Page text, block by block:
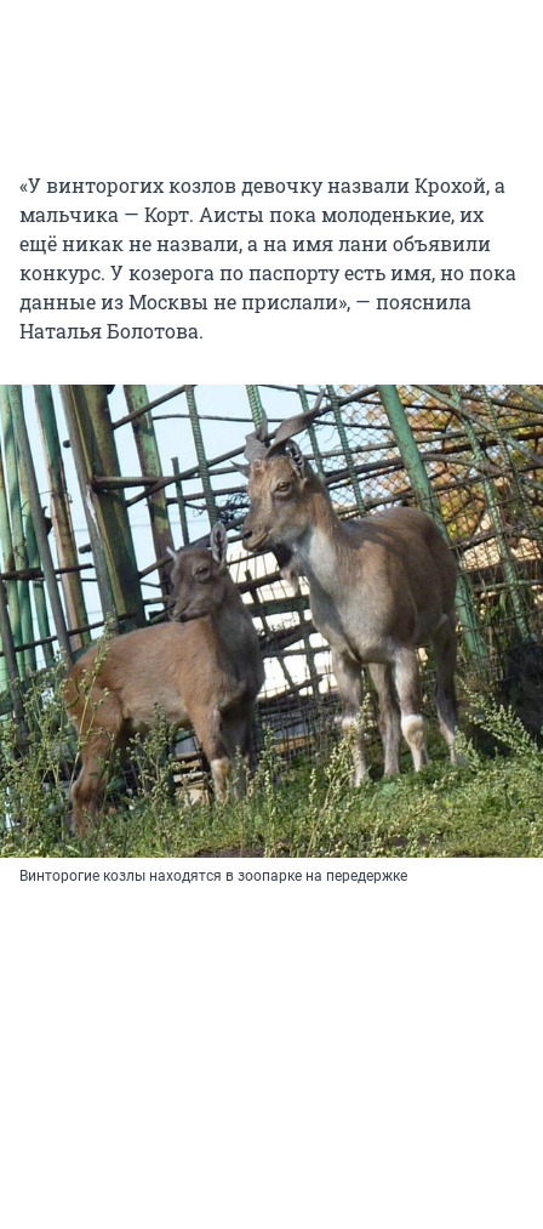
«У винторогих козлов девочку назвали Крохой, а
мальчика — Корт. Аисты пока молоденькие, их
ещё никак не назвали, а на имя лани объявили
конкурс. У козерога по паспорту есть имя, но пока
данные из Москвы не прислали», — пояснила
Наталья Болотова.
Винторогие козлы находятся в зоопарке на передержке